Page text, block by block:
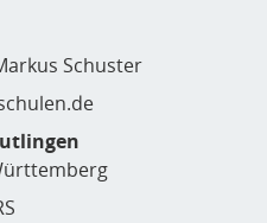
Schuster